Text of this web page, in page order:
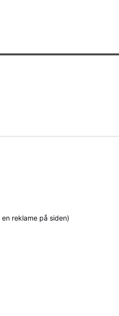
reklame på siden)